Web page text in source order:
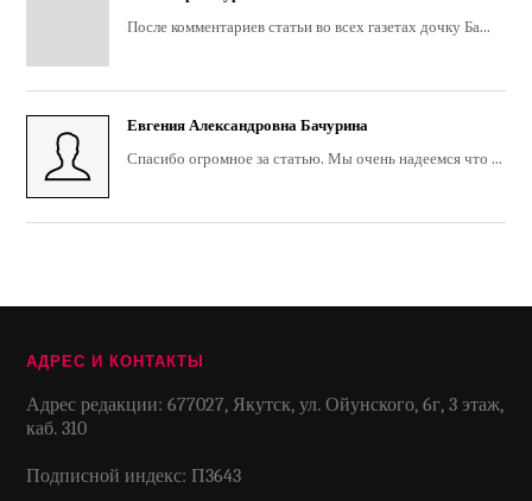
После комментариев статьи во всех газетах дочку Ба...
Евгения Александровна Бачурина
Спасибо огромное за статью. Мы очень надеемся что ...
АДРЕС И КОНТАКТЫ
Адрес редакции: 677027, Якутск, ул. Ойунского, 6г, 3 этаж,
каб. 310
Подписной индекс: П3643